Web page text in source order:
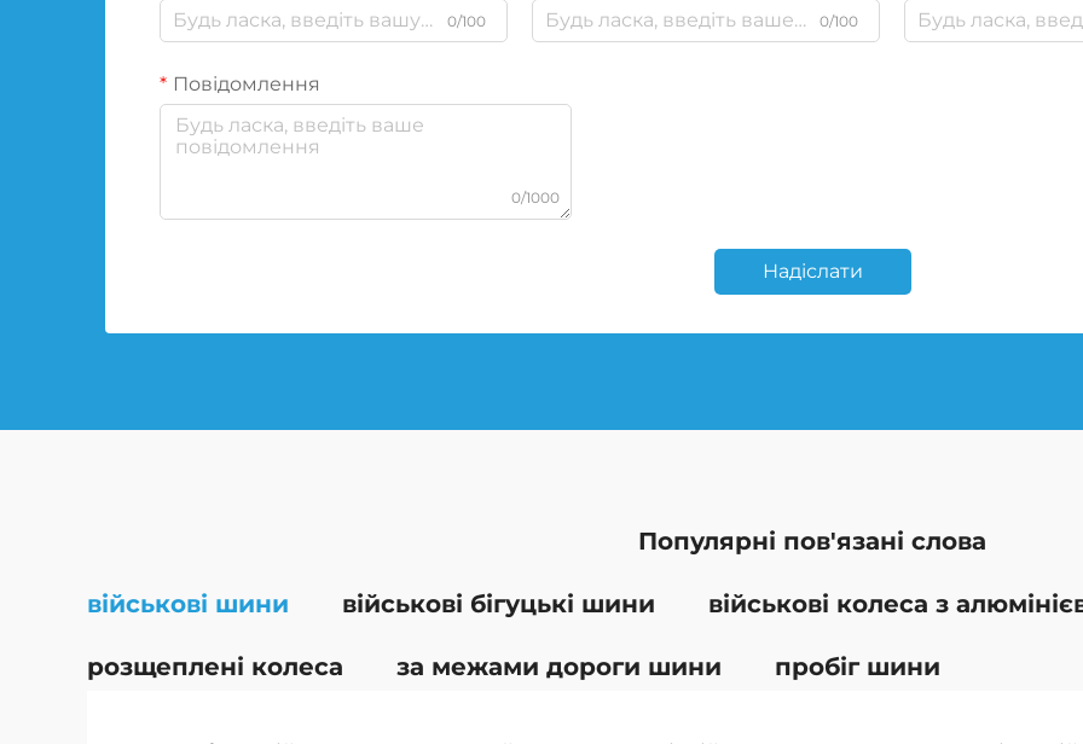
0/100 0/100
Повідомлення
0/1000
Надіслати
Популярні пов'язані слова
військові шини військові бігуцькі шини військові колеса з
розщеплені колеса за межами дороги шини пробіг шини